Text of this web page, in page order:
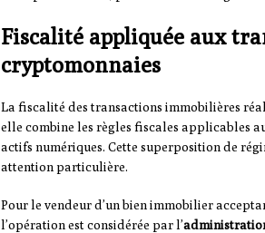
Fiscalité appliquée aux
cryptomonnaies
La fiscalité des transactions immobilières
elle combine les règles fiscales applicables
actifs numériques. Cette superposition de
attention particulière.
Pour le vendeur d’un bien immobilier
l’opération est considérée par l’